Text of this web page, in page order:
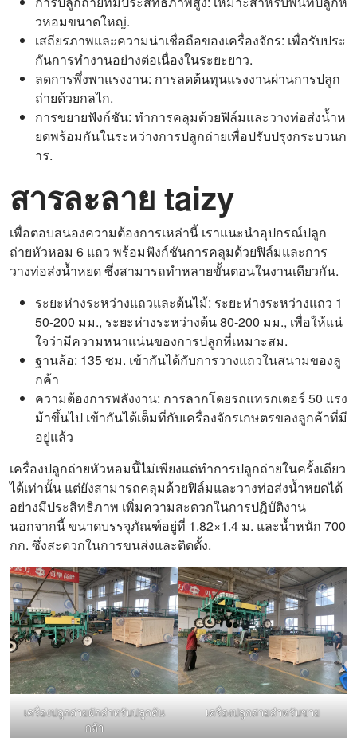
วหอมขนาดใหญ่.
เสถียรภาพและความน่าเชื่อถือของเครื่องจักร: เพื่อรับประ
กันการทำงานอย่างต่อเนื่องในระยะยาว.
ลดการพึ่งพาแรงงาน: การลดต้นทุนแรงงานผ่านการปลูก
ถ่ายด้วยกลไก.
การขยายฟังก์ชัน: ทำการคลุมด้วยฟิล์มและวางท่อส่งน้ำห
ยดพร้อมกันในระหว่างการปลูกถ่ายเพื่อปรับปรุงกระบวนก
าร.
สารละลาย taizy
เพื่อตอบสนองความต้องการเหล่านี้ เราแนะนำอุปกรณ์ปลูก
ถ่ายหัวหอม 6 แถว พร้อมฟังก์ชันการคลุมด้วยฟิล์มและการ
วางท่อส่งน้ำหยด ซึ่งสามารถทำหลายขั้นตอนในงานเดียวกัน.
ระยะห่างระหว่างแถวและต้นไม้: ระยะห่างระหว่างแถว 1
50-200 มม., ระยะห่างระหว่างต้น 80-200 มม., เพื่อให้แน่
ใจว่ามีความหนาแน่นของการปลูกที่เหมาะสม.
ฐานล้อ: 135 ซม. เข้ากันได้กับการวางแถวในสนามของลู
กค้า
ความต้องการพลังงาน: การลากโดยรถแทรกเตอร์ 50 แรง
ม้าขึ้นไป เข้ากันได้เต็มที่กับเครื่องจักรเกษตรของลูกค้าที่มี
อยู่แล้ว
เครื่องปลูกถ่ายหัวหอมนี้ไม่เพียงแต่ทำการปลูกถ่ายในครั้งเดียว
ได้เท่านั้น แต่ยังสามารถคลุมด้วยฟิล์มและวางท่อส่งน้ำหยดได้
อย่างมีประสิทธิภาพ เพิ่มความสะดวกในการปฏิบัติงาน
นอกจากนี้ ขนาดบรรจุภัณฑ์อยู่ที่ 1.82×1.4 ม. และน้ำหนัก 700
กก. ซึ่งสะดวกในการขนส่งและติดตั้ง.
เครื่องปลูกถ่ายผักสำหรับปลูกต้น
กล้า
เครื่องปลูกถ่ายสำหรับขาย